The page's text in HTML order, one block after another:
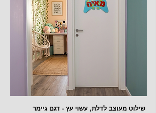
שילוט מעוצב לדלת, עשוי עץ - דגם גיימר